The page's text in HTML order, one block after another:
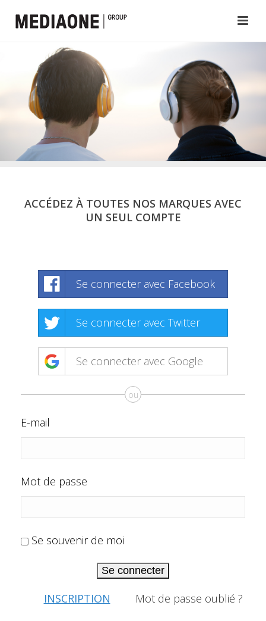
ACCÉDEZ À TOUTES NOS MARQUES AVEC
UN SEUL COMPTE
Se connecter avec Facebook
Se connecter avec Twitter
Se connecter avec Google
ou
E-mail
Mot de passe
Se souvenir de moi
Se connecter
INSCRIPTION Mot de passe oublié ?